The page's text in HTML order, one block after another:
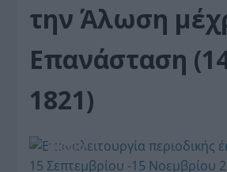
την Άλωση
Επανάσταση
1821)
BIBΛIO